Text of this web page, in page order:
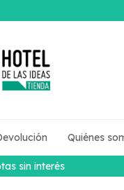
sin interés
Quiénes